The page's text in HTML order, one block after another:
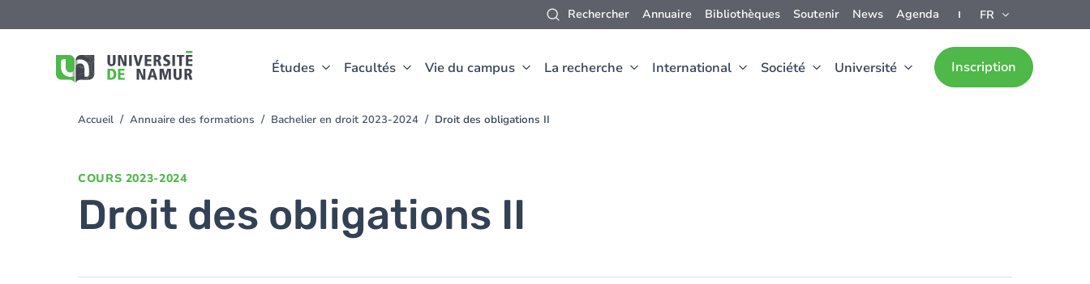
Rechercher Annuaire Bibliothèques Soutenir News Agenda FR
Études Facultés Vie du campus La recherche International Société Université Inscription
au
You
Accueil Annuaire des formations Bachelier en droit 2023-2024 Droit des obligations II
COURS 2023-2024
Droit des obligations II